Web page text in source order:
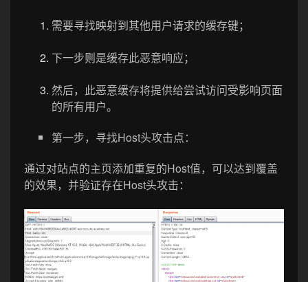
需要寻找映射到其他用户请求的缓存键；
下一步则是缓存此恶意响应；
然后，此恶意缓存将提供给尝试访问受影响页面
的所有用户。
第一步，寻找Host头攻击点：
通过对站点的主页添加重复的Host值，可以达到覆盖
的效果，并验证存在Host头攻击：